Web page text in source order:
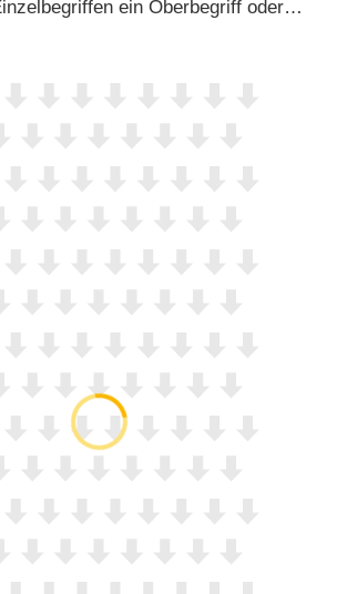
ein Oberbegriff oder